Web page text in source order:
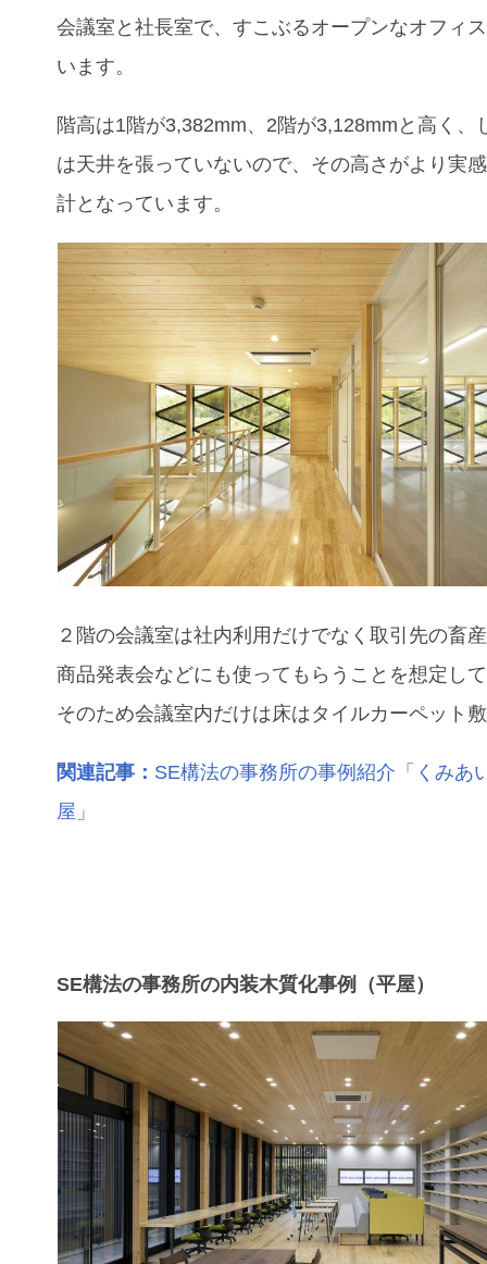
会議室と社長室で、すこぶるオープンなオフィ
います。
階高は1階が3,382mm、2階が3,128mmと高く、
は天井を張っていないので、その高さがより実
計となっています。
２階の会議室は社内利用だけでなく取引先の畜
商品発表会などにも使ってもらうことを想定し
そのため会議室内だけは床はタイルカーペット
関連記事： SE構法の事務所の事例紹介「くみあ
屋」
SE構法の事務所の内装木質化事例（平屋）